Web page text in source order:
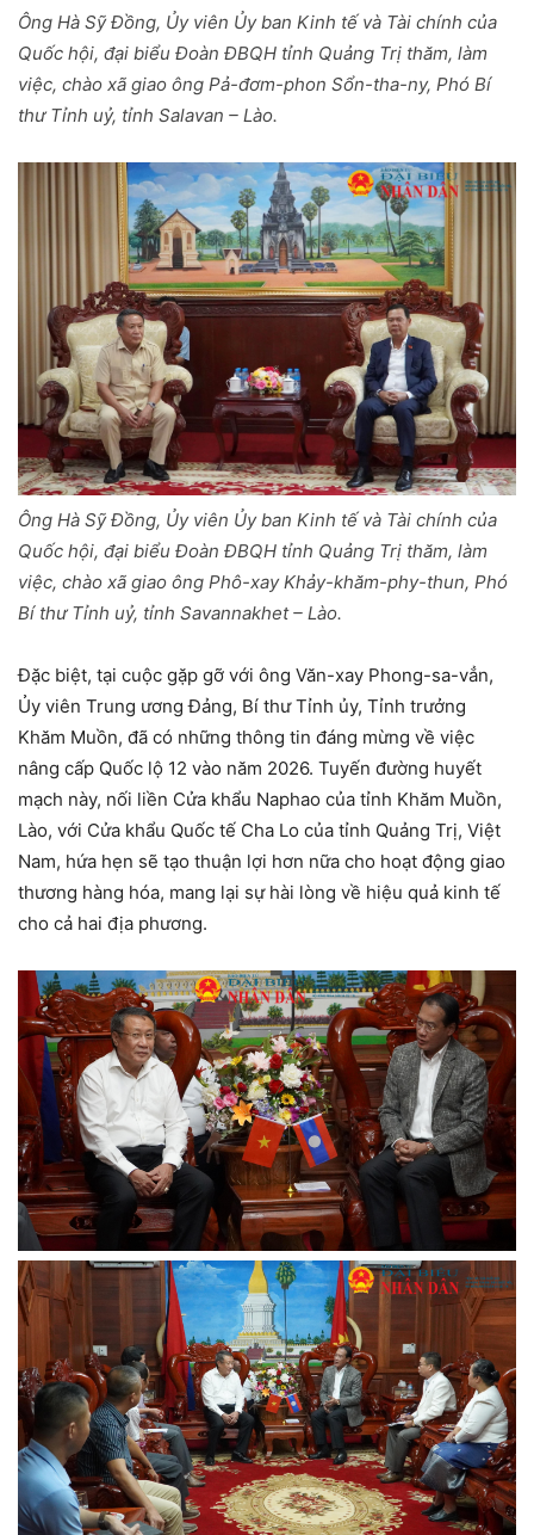
Ông Hà Sỹ Đồng, Ủy viên Ủy ban Kinh tế và Tài chính của
Quốc hội, đại biểu Đoàn ĐBQH tỉnh Quảng Trị thăm, làm
việc, chào xã giao ông Pả-đơm-phon Sổn-tha-ny, Phó Bí
thư Tỉnh uỷ, tỉnh Salavan – Lào.
Ông Hà Sỹ Đồng, Ủy viên Ủy ban Kinh tế và Tài chính của
Quốc hội, đại biểu Đoàn ĐBQH tỉnh Quảng Trị thăm, làm
việc, chào xã giao ông Phô-xay Khảy-khăm-phy-thun, Phó
Bí thư Tỉnh uỷ, tỉnh Savannakhet – Lào.
Đặc biệt, tại cuộc gặp gỡ với ông Văn-xay Phong-sa-vẳn,
Ủy viên Trung ương Đảng, Bí thư Tỉnh ủy, Tỉnh trưởng
Khăm Muồn, đã có những thông tin đáng mừng về việc
nâng cấp Quốc lộ 12 vào năm 2026. Tuyến đường huyết
mạch này, nối liền Cửa khẩu Naphao của tỉnh Khăm Muồn,
Lào, với Cửa khẩu Quốc tế Cha Lo của tỉnh Quảng Trị, Việt
Nam, hứa hẹn sẽ tạo thuận lợi hơn nữa cho hoạt động giao
thương hàng hóa, mang lại sự hài lòng về hiệu quả kinh tế
cho cả hai địa phương.